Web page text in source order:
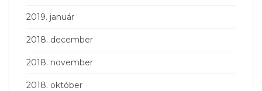
2019. január
2018. december
2018. november
2018. október